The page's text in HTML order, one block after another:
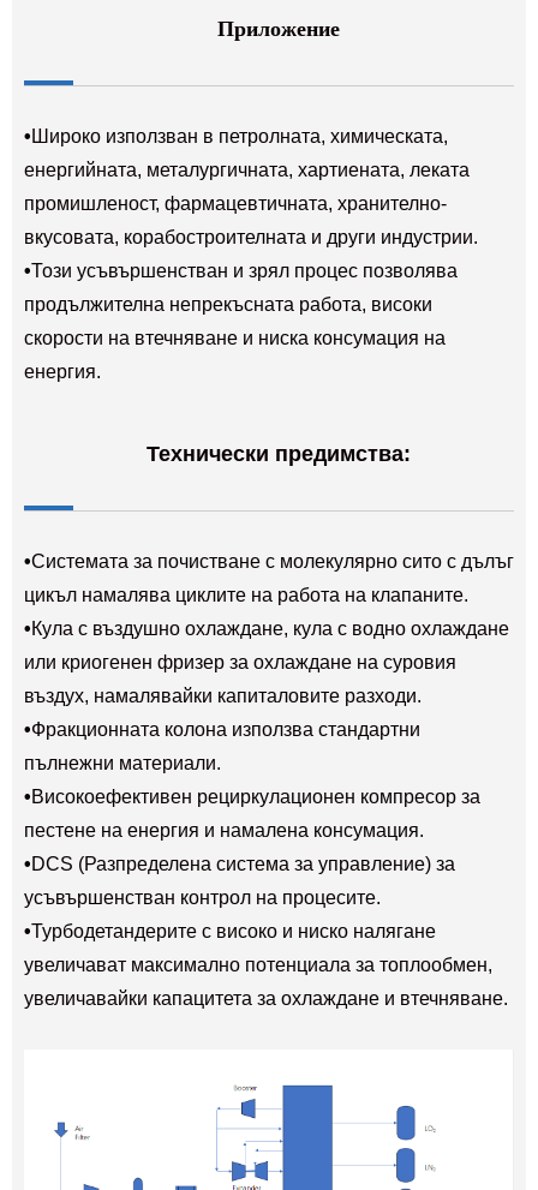
Приложение
• Широко използван в петролната, химическата,
енергийната, металургичната, хартиената, леката
промишленост, фармацевтичната, хранително-
вкусовата, корабостроителната и други индустрии.
•Този усъвършенстван и зрял процес позволява
продължителна непрекъсната работа, високи
скорости на втечняване и ниска консумация на
енергия.
Технически предимства:
•Системата за почистване с молекулярно сито с дълъг
цикъл намалява циклите на работа на клапаните.
•Кула с въздушно охлаждане, кула с водно охлаждане
или криогенен фризер за охлаждане на суровия
въздух, намалявайки капиталовите разходи.
•Фракционната колона използва стандартни
пълнежни материали.
•Високоефективен рециркулационен компресор за
пестене на енергия и намалена консумация.
•DCS (Разпределена система за управление) за
усъвършенстван контрол на процесите.
•Турбодетандерите с високо и ниско налягане
увеличават максимално потенциала за топлообмен,
увеличавайки капацитета за охлаждане и втечняване.